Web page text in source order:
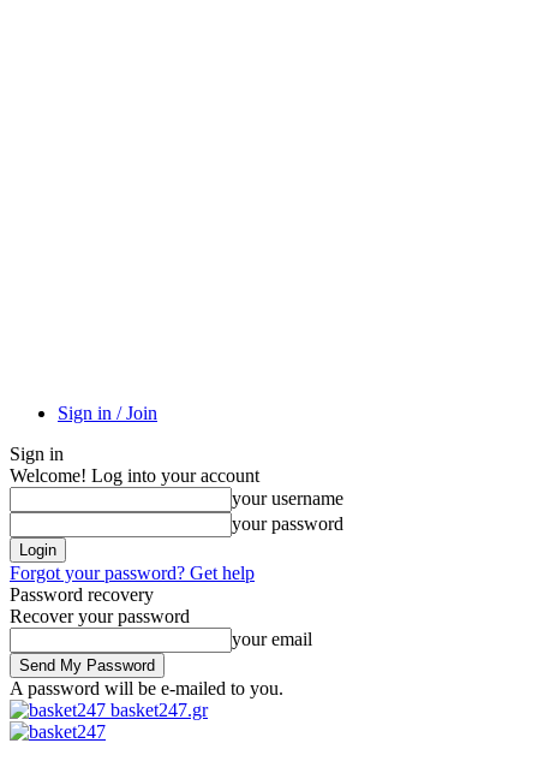
Sign in / Join
Sign in
Welcome! Log into your account
your username
your password
Forgot your password? Get help
Password recovery
Recover your password
your email
A password will be e-mailed to you.
basket247.gr